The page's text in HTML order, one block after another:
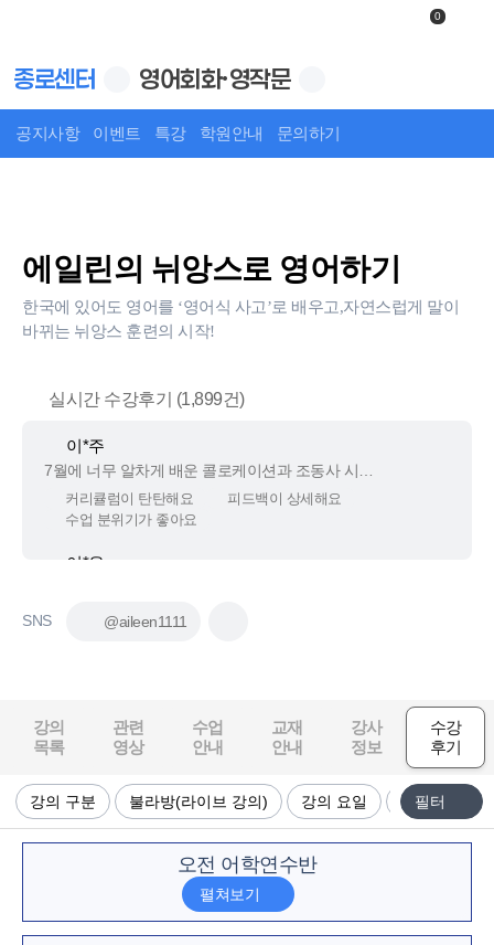
0
종로센터 영어회화·영작문
공지사항 이벤트 특강 학원안내 문의하기
에일린의 뉘앙스로 영어하기
한국에 있어도 영어를 ‘영어식 사고’로 배우고,자연스럽게 말이
바뀌는 뉘앙스 훈련의 시작!
실시간 수강후기 (1,899건)
이*은
영어를 하는 것도 물론 중요하지만 어떤 영어를 하는지가 가장 중요한 것 같아요.
커리큘럼이 탄탄해요
실력이 빠르게 늘어요
추천하고 싶은 강의에요
목표 달성에 도움이 돼요
커리큘럼이 탄탄해요
목표 달성에 도움이 돼요
박*이
에일린쌤 재수강 후기!!!
커리큘럼이 탄탄해요
목표 달성에 도움이 돼요
수업 분위기가 좋아요
임*현
SNS @aileen1111
강의
목록
관련
영상
수업
안내
교재
안내
강사
정보
수강
후기
강의 구분 불라방(라이브 강의) 강의 요일 강의 시간
필터
오전 어학연수반